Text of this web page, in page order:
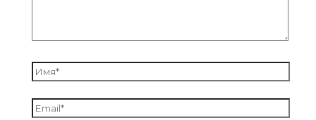
Имя*
Email*